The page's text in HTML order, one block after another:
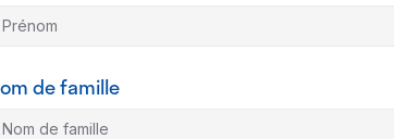
de famille